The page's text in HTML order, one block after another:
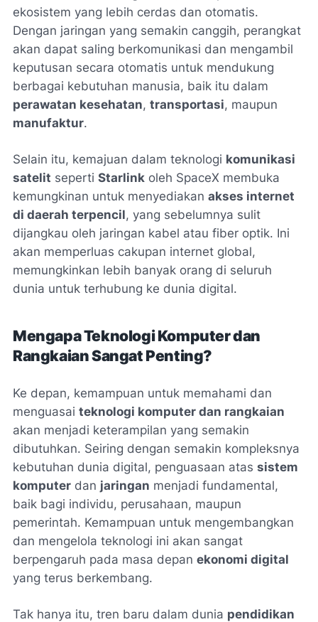
ekosistem yang lebih cerdas dan otomatis.
Dengan jaringan yang semakin canggih, perangkat
akan dapat saling berkomunikasi dan mengambil
keputusan secara otomatis untuk mendukung
berbagai kebutuhan manusia, baik itu dalam
perawatan kesehatan, transportasi, maupun
manufaktur.
Selain itu, kemajuan dalam teknologi komunikasi
satelit seperti Starlink oleh SpaceX membuka
kemungkinan untuk menyediakan akses internet
di daerah terpencil, yang sebelumnya sulit
dijangkau oleh jaringan kabel atau fiber optik. Ini
akan memperluas cakupan internet global,
memungkinkan lebih banyak orang di seluruh
dunia untuk terhubung ke dunia digital.
Mengapa Teknologi Komputer dan
Rangkaian Sangat Penting?
Ke depan, kemampuan untuk memahami dan
menguasai teknologi komputer dan rangkaian
akan menjadi keterampilan yang semakin
dibutuhkan. Seiring dengan semakin kompleksnya
kebutuhan dunia digital, penguasaan atas sistem
komputer dan jaringan menjadi fundamental,
baik bagi individu, perusahaan, maupun
pemerintah. Kemampuan untuk mengembangkan
dan mengelola teknologi ini akan sangat
berpengaruh pada masa depan ekonomi digital
yang terus berkembang.
Tak hanya itu, tren baru dalam dunia pendidikan